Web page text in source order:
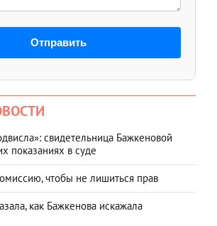
Отправить
свидетельница Бажкеновой
показаниях в суде
чтобы не лишиться прав
как Бажкенова искажала